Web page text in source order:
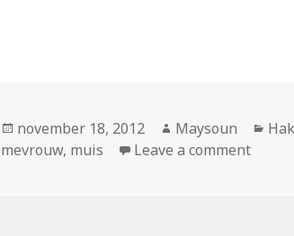
Geplaatst
op
november 18, 2012 Auteur
Maysoun
mevrouw, muis Leave a comment